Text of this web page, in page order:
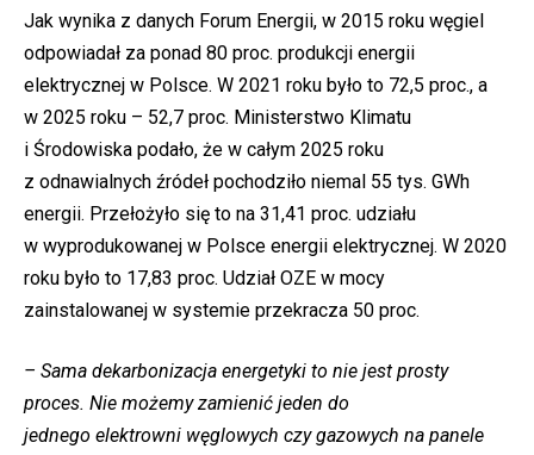
Jak wynika z danych Forum Energii, w 2015 roku węgiel
odpowiadał za ponad 80 proc. produkcji energii
elektrycznej w Polsce. W 2021 roku było to 72,5 proc., a
w 2025 roku – 52,7 proc. Ministerstwo Klimatu
i Środowiska podało, że w całym 2025 roku
z odnawialnych źródeł pochodziło niemal 55 tys. GWh
energii. Przełożyło się to na 31,41 proc. udziału
w wyprodukowanej w Polsce energii elektrycznej. W 2020
roku było to 17,83 proc. Udział OZE w mocy
zainstalowanej w systemie przekracza 50 proc.
– Sama dekarbonizacja energetyki to nie jest prosty
proces. Nie możemy zamienić jeden do
jednego elektrowni węglowych czy gazowych na panele